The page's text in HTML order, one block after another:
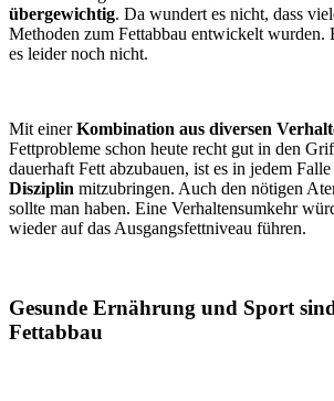
übergewichtig. Da wundert es nicht, dass
Methoden zum Fettabbau entwickelt wurden.
es leider noch nicht.
Mit einerKombination aus diversen
Fettprobleme schon heute recht gut in den
dauerhaft Fett abzubauen, ist es in jedem
Disziplin mitzubringen. Auch den nötigen
sollte man haben. Eine Verhaltensumkehr
wieder auf das Ausgangsfettniveau führen.
Gesunde Ernährung und Sport
Fettabbau